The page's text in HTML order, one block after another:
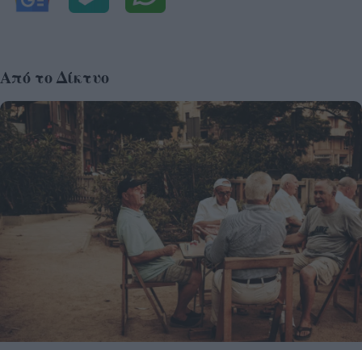
Από το Δίκτυο